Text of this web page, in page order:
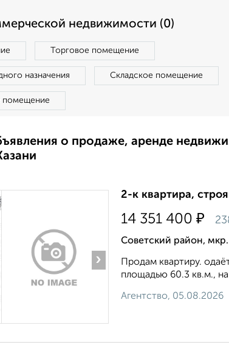
недвижимости (0)
Торговое помещение
назначения Складское помещение
помещение
о продаже, аренде
›
2-к квартира,
14 351 400 ₽
Советский район,
Продам квартиру.
площадью 60.3 кв.м.,
Агентство, 05.08.2026